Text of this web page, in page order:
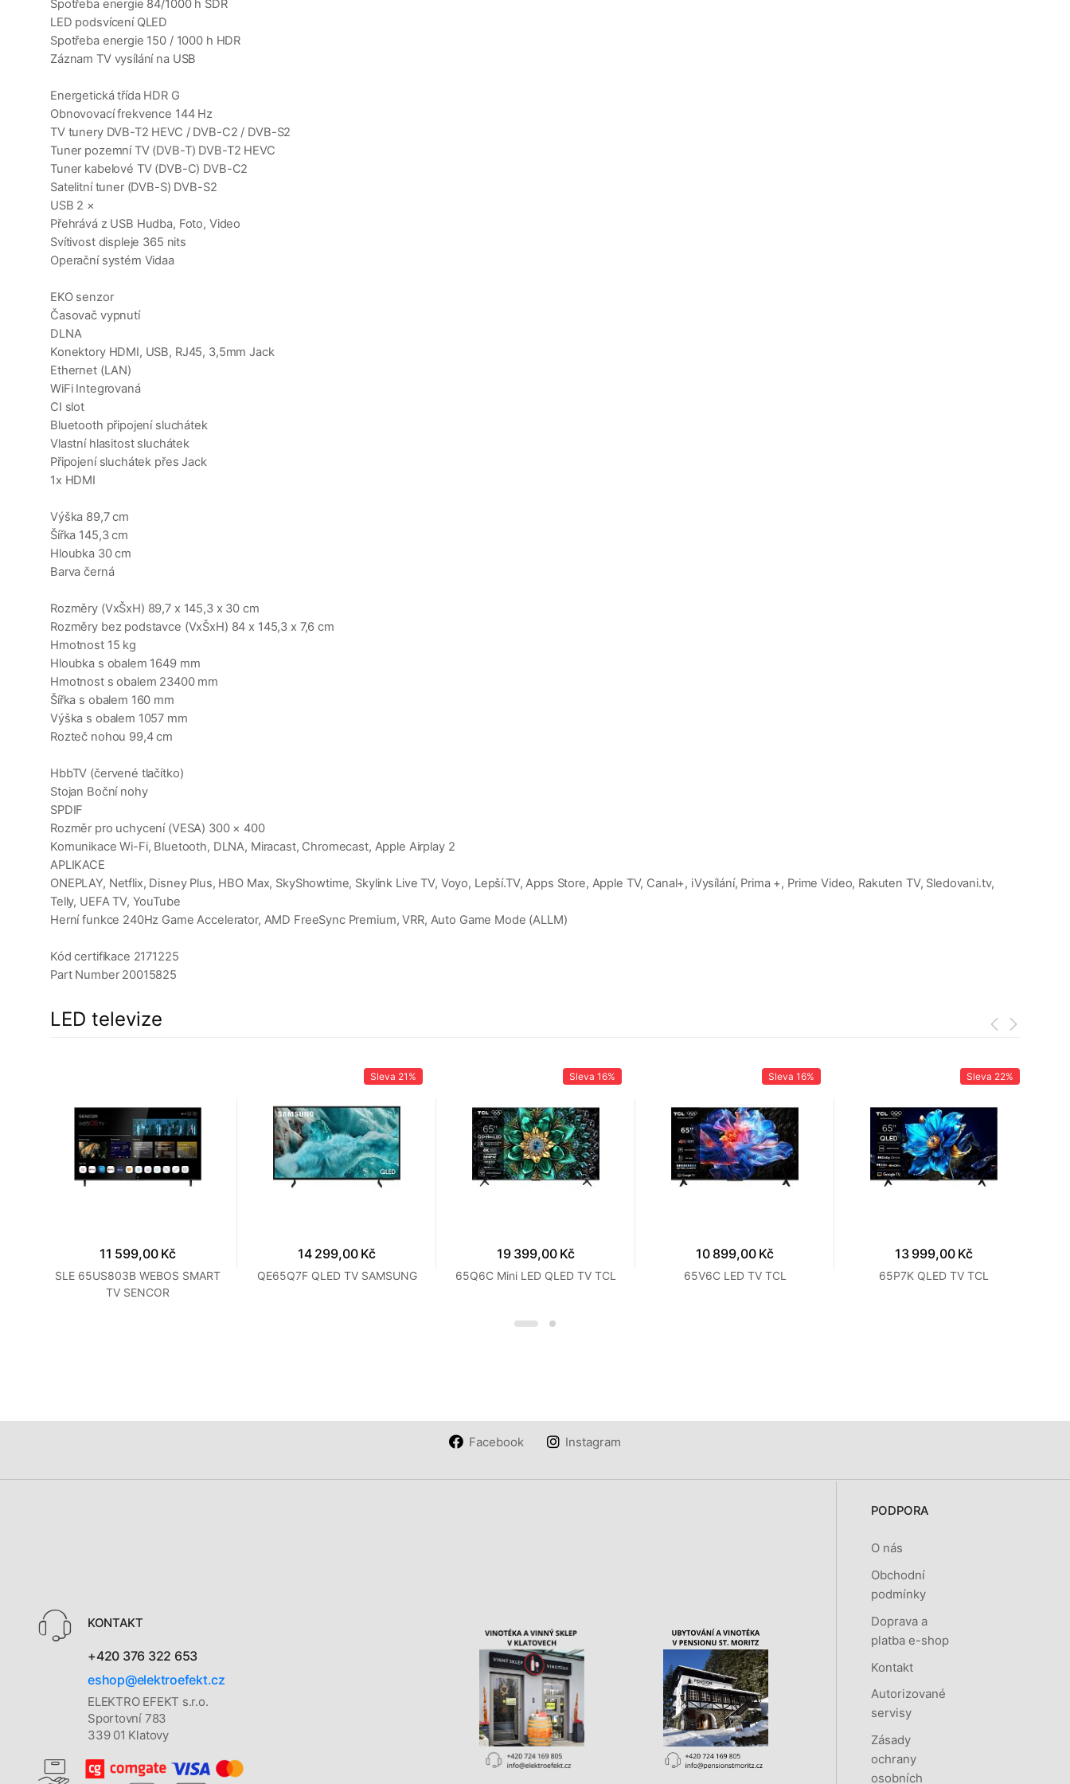
Spotřeba energie 84/1000 h SDR
LED podsvícení QLED
Spotřeba energie 150 / 1000 h HDR
Záznam TV vysílání na USB
Energetická třída HDR G
Obnovovací frekvence 144 Hz
TV tunery DVB-T2 HEVC / DVB-C2 / DVB-S2
Tuner pozemní TV (DVB-T) DVB-T2 HEVC
Tuner kabelové TV (DVB-C) DVB-C2
Satelitní tuner (DVB-S) DVB-S2
USB 2 ×
Přehrává z USB Hudba, Foto, Video
Svítivost displeje 365 nits
Operační systém Vidaa
EKO senzor
Časovač vypnutí
DLNA
Konektory HDMI, USB, RJ45, 3,5mm Jack
Ethernet (LAN)
WiFi Integrovaná
CI slot
Bluetooth připojení sluchátek
Vlastní hlasitost sluchátek
Připojení sluchátek přes Jack
1x HDMI
Výška 89,7 cm
Šířka 145,3 cm
Hloubka 30 cm
Barva černá
Rozměry (VxŠxH) 89,7 x 145,3 x 30 cm
Rozměry bez podstavce (VxŠxH) 84 x 145,3 x 7,6 cm
Hmotnost 15 kg
Hloubka s obalem 1649 mm
Hmotnost s obalem 23400 mm
Šířka s obalem 160 mm
Výška s obalem 1057 mm
Rozteč nohou 99,4 cm
HbbTV (červené tlačítko)
Stojan Boční nohy
SPDIF
Rozměr pro uchycení (VESA) 300 × 400
Komunikace Wi-Fi, Bluetooth, DLNA, Miracast, Chromecast, Apple Airplay 2
APLIKACE
ONEPLAY, Netflix, Disney Plus, HBO Max, SkyShowtime, Skylink Live TV, Voyo, Lepší.TV, Apps Store, Apple TV, Canal+, iVysílání, Prima +, Prime Video, Rakuten TV, Sledovani.tv,
Telly, UEFA TV, YouTube
Herní funkce 240Hz Game Accelerator, AMD FreeSync Premium, VRR, Auto Game Mode (ALLM)
Kód certifikace 2171225
Part Number 20015825
LED televize
11 599,00 Kč
SLE 65US803B WEBOS SMART
TV SENCOR
Sleva 21%
14 299,00 Kč
QE65Q7F QLED TV SAMSUNG
Sleva 16%
19 399,00 Kč
65Q6C Mini LED QLED TV TCL
Sleva 16%
10 899,00 Kč
65V6C LED TV TCL
Sleva 22%
13 999,00 Kč
65P7K QLED TV TCL
Facebook Instagram
KONTAKT
+420 376 322 653
eshop@elektroefekt.cz
ELEKTRO EFEKT s.r.o.
Sportovní 783
339 01 Klatovy
PODPORA
O nás
Obchodní
podmínky
Doprava a
platba e-shop
Kontakt
Autorizované
servisy
Zásady
ochrany
osobních